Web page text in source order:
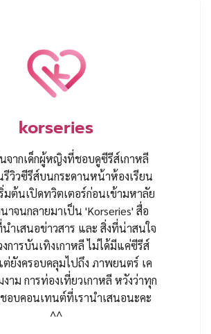
korseries
จากเด็กผู้หญิงที่ชอบดูซีรีส์เกาหลี
รีวิวซีรีส์บนกระดานหน้าห้องเรียน
มต้นเปิดทวิตเตอร์ก่อนเข้ามหาลัย
จนกลายมาเป็น 'Korseries' สื่อ
ำเสนอข่าวสาร และ สิ่งที่น่าสนใจ
งการบันเทิงเกาหลี ไม่ได้มีแค่ซีรีส์
ยังครอบคลุมไปถึง ภาพยนตร์ เค
าม การท่องเที่ยวเกาหลี หวังว่าทุก
อบคอนเทนต์ที่เรานำเสนอนะคะ
^^